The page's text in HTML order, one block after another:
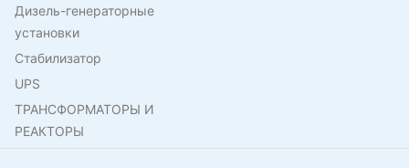
Дизель-генераторные
установки
Стабилизатор
UPS
ТРАНСФОРМАТОРЫ И
РЕАКТОРЫ